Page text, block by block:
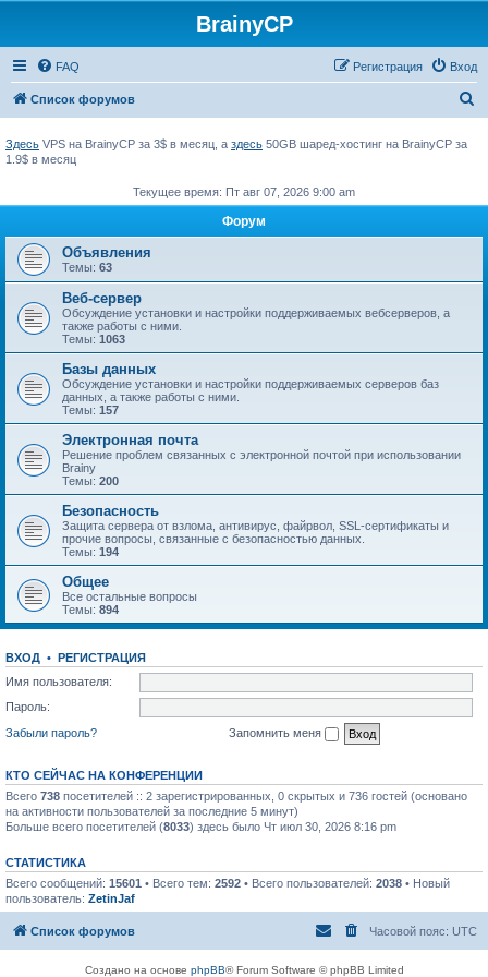
BrainyCP
FAQ Вход
Регистрация
Список форумов
к
Здесь VPS на BrainyCP за 3$ в месяц, а здесь 50GB шаред-хостинг на BrainyCP за
1.9$ в месяц
Текущее время: Пт авг 07, 2026 9:00 am
Форум
Объявления
Темы: 63
Веб-сервер
Обсуждение установки и настройки поддерживаемых вебсерверов, а
также работы с ними.
Темы: 1063
Базы данных
Обсуждение установки и настройки поддерживаемых серверов баз
данных, а также работы с ними.
Темы: 157
Электронная почта
Решение проблем связанных с электронной почтой при использовании
Brainy
Темы: 200
Безопасность
Защита сервера от взлома, антивирус, файрвол, SSL-сертификаты и
прочие вопросы, связанные с безопасностью данных.
Темы: 194
Общее
Все остальные вопросы
Темы: 894
ВХОД • РЕГИСТРАЦИЯ
Имя пользователя:
Пароль:
Забыли пароль?
Запомнить меня
КТО СЕЙЧАС НА КОНФЕРЕНЦИИ
Всего 738 посетителей :: 2 зарегистрированных, 0 скрытых и 736 гостей (основано
на активности пользователей за последние 5 минут)
Больше всего посетителей (8033) здесь было Чт июл 30, 2026 8:16 pm
СТАТИСТИКА
Всего сообщений: 15601 • Всего тем: 2592 • Всего пользователей: 2038 • Новый
пользователь: ZetinJaf
Список форумов Часовой пояс: UTC
Создано на основе phpBB® Forum Software © phpBB Limited